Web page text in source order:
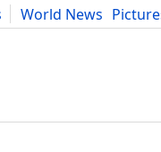
World News
Literature